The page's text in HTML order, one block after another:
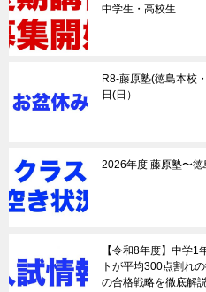
中学生・高校生
R8-藤原塾(徳島本校
日(日）
2026年度 藤原塾〜
【令和8年度】中学1
トが平均300点割れ
の合格戦略を徹底解説